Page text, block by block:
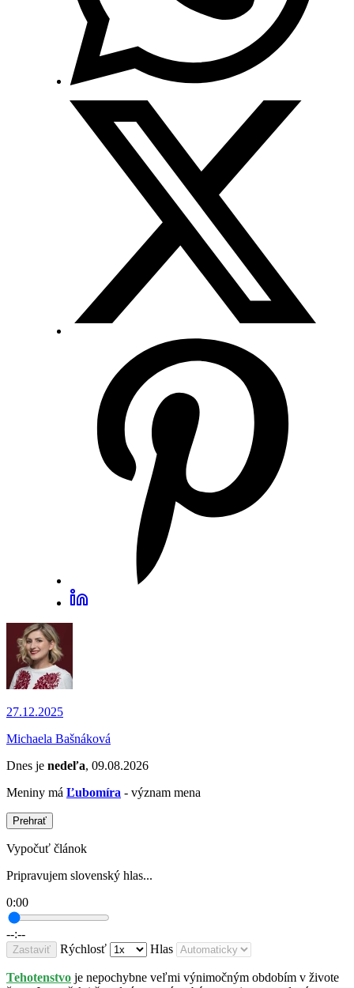
27.12.2025
Michaela Bašnáková
Dnes je nedeľa, 09.08.2026
Meniny má Ľubomíra - význam mena
Prehrať
Vypočuť článok
Pripravujem slovenský hlas...
0:00
--:--
Zastaviť Rýchlosť Hlas
Tehotenstvo je nepochybne veľmi výnimočným obdobím v živote